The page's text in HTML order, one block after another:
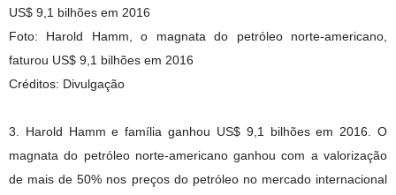
US$ 9,1 bilhões em 2016
Foto: Harold Hamm, o magnata do petróleo norte-americano,
faturou US$ 9,1 bilhões em 2016
Créditos: Divulgação
3. Harold Hamm e família ganhou US$ 9,1 bilhões em 2016. O
magnata do petróleo norte-americano ganhou com a valorização
de mais de 50% nos preços do petróleo no mercado internacional